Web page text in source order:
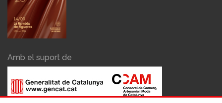
Amb el suport de